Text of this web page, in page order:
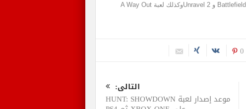
بالتأكيد لعبة كرة القدم FIFA 19 وأيضا ألعاب Battlefield V و Unravel 2وكذلك لعبة A Way Out
0
التالى:
موعد إصدار لعبة HUNT: SHOWDOWN